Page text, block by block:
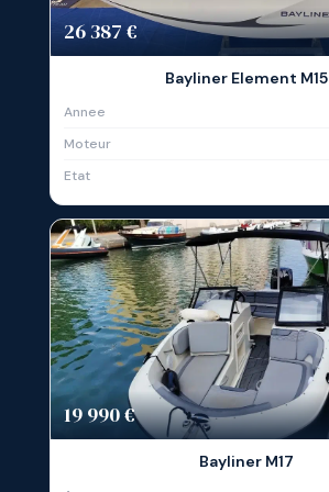
26 387 €
Bayliner Element M15
Annee
Moteur
Etat
19 990 €
Bayliner M17